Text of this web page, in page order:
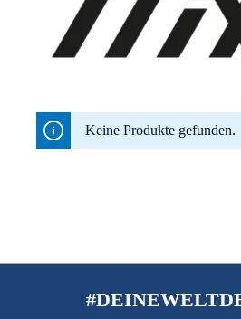
Keine Produkte gefunden.